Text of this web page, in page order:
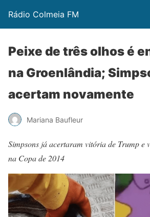
Rádio Colmeia FM
Peixe de três olhos é
na Groenlândia;
acertam novamente
Mariana Baufleur
Simpsons já acertaram vitória de Trump e
na Copa de 2014